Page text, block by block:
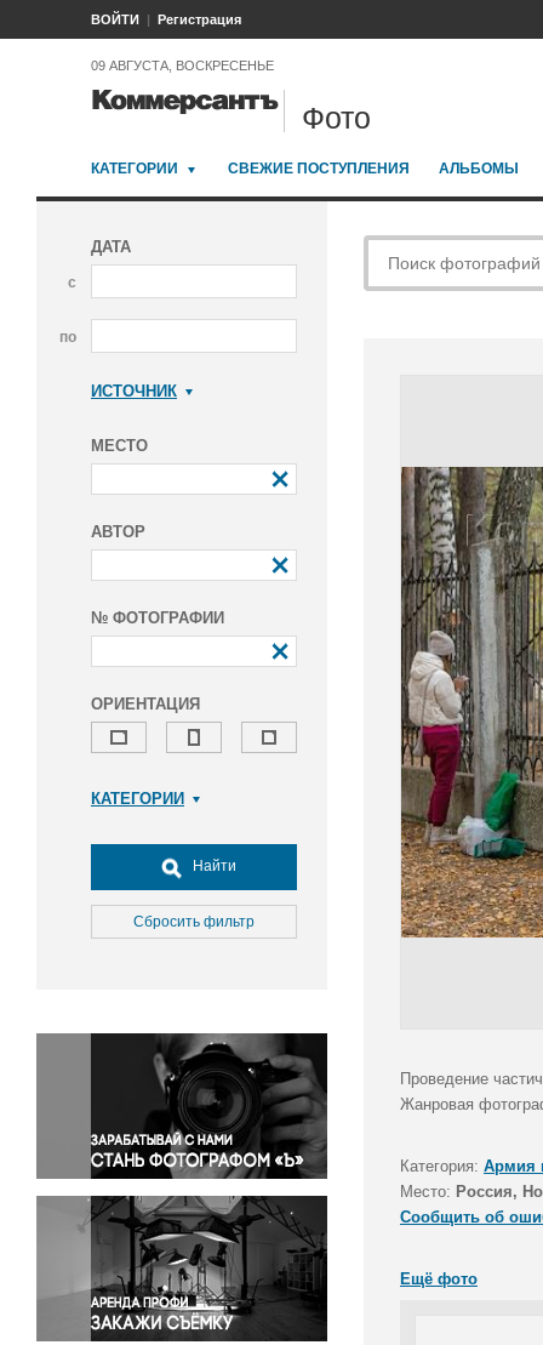
ВОЙТИ Регистрация
09 АВГУСТА, ВОСКРЕСЕНЬЕ
Фото
КАТЕГОРИИ СВЕЖИЕ ПОСТУПЛЕНИЯ АЛЬБОМЫ
ДАТА
с
по
ИСТОЧНИК
МЕСТО
АВТОР
№ ФОТОГРАФИИ
ОРИЕНТАЦИЯ
КАТЕГОРИИ
Досуг, туризм и отдых
Культура
Медицина
Окружающая среда
Политика
Правосудие
Происшествия и конфликты
Религия
Светская жизнь
Спорт
Экология
Экономика и бизнес
Найти
Сбросить фильтр
Проведение
Жанровая
Категория: Армия
Место: Россия,
Сообщить об
Ещё фото